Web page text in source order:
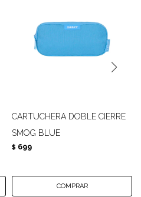
CARTUCHERA DOBLE CIERRE
SMOG BLUE
$ 699